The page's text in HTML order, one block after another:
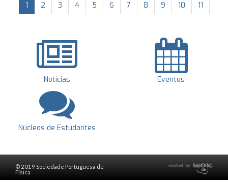
1 2 3 4 5 6 7 8 9 10 11
Notícias Eventos
Núcleos de Estudantes
© 2019 Sociedade Portuguesa de
Física